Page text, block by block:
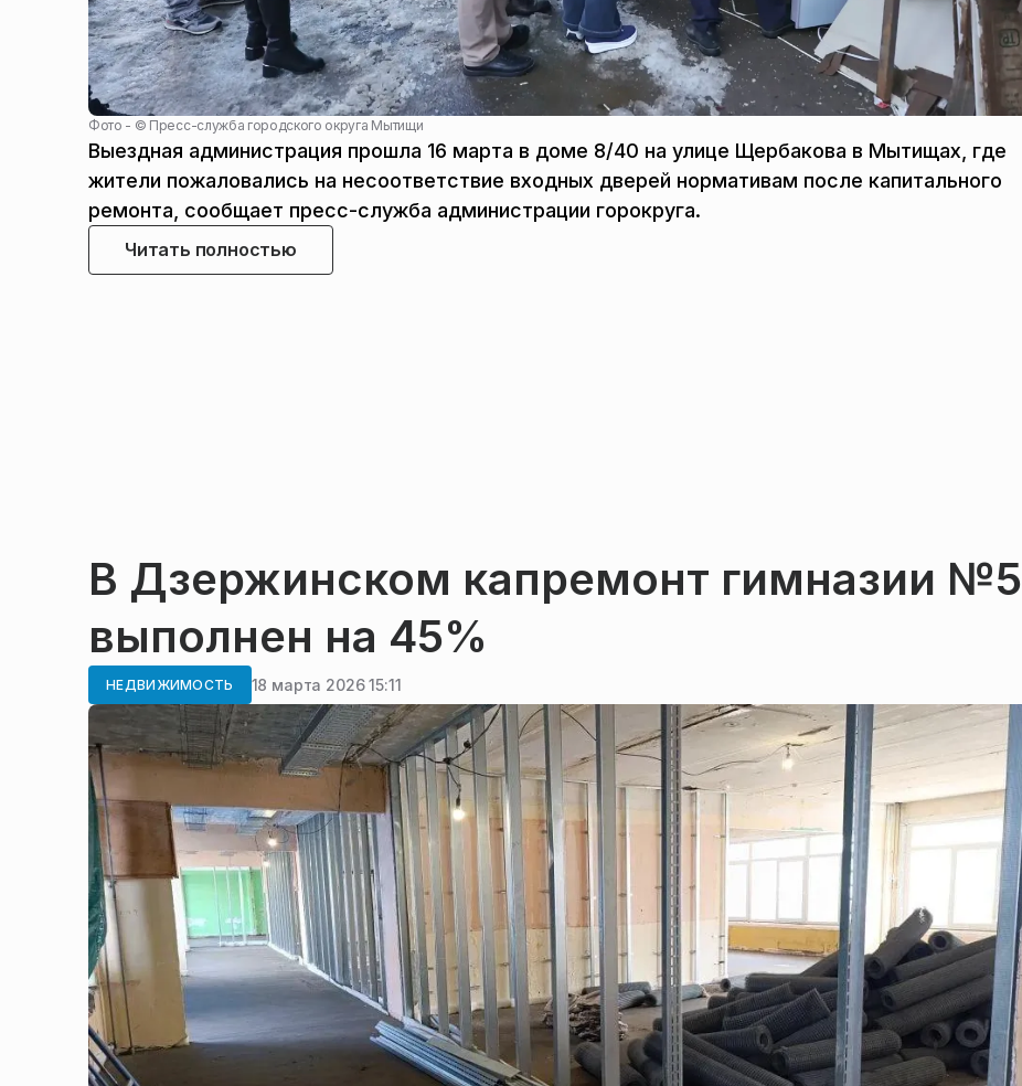
Фото - © Пресс-служба городского округа Мытищи
Выездная администрация прошла 16 марта в доме 8/40 на улице Щербакова в Мытищах, где
жители пожаловались на несоответствие входных дверей нормативам после капитального
ремонта, сообщает пресс-служба администрации горокруга.
Читать полностью
В Дзержинском капремонт гимназии №5
выполнен на 45%
НЕДВИЖИМОСТЬ 18 марта 2026 15:11